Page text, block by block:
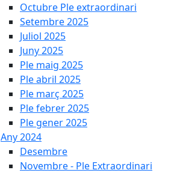
Octubre Ple extraordinari
Setembre 2025
Juliol 2025
Juny 2025
Ple maig 2025
Ple abril 2025
Ple març 2025
Ple febrer 2025
Ple gener 2025
Any 2024
Desembre
Novembre - Ple Extraordinari